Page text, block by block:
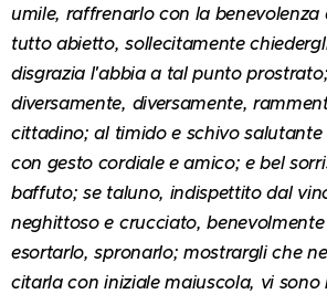
umile, raffrenarlo con la benevolenza
tutto abietto, sollecitamente
disgrazia l'abbia a tal punto
diversamente, diversamente,
cittadino; al timido e schivo
con gesto cordiale e amico; e bel
baffuto; se taluno, indispettito dal
neghittoso e crucciato,
esortarlo, spronarlo; mostrargli che
citarla con iniziale maiuscola, vi sono